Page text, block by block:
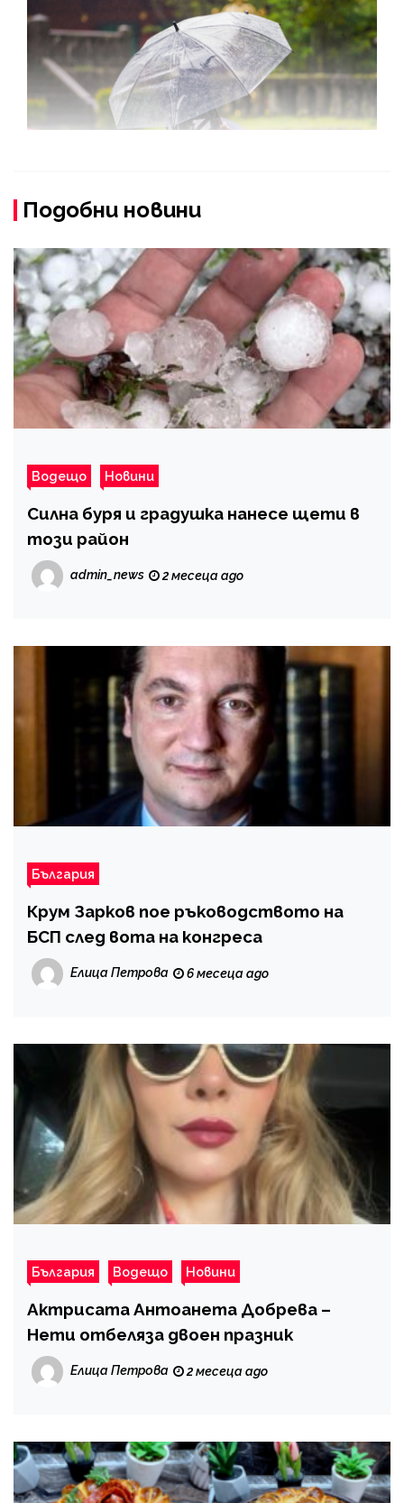
Подобни новини
Водещо Новини
Силна буря и градушка нанесе щети в
този район
admin_news 2 месеца ago
България
Крум Зарков пое ръководството на
БСП след вота на конгреса
Елица Петрова 6 месеца ago
България Водещо Новини
Актрисата Антоанета Добрева –
Нети отбеляза двоен празник
Елица Петрова 2 месеца ago